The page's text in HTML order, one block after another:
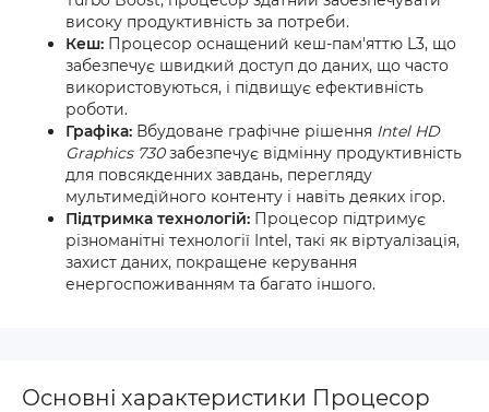
високу продуктивність за потреби.
Кеш: Процесор оснащений кеш-пам'яттю L3, що
забезпечує швидкий доступ до даних, що часто
використовуються, і підвищує ефективність
роботи.
Графіка: Вбудоване графічне рішення Intel HD
Graphics 730забезпечує відмінну продуктивність
для повсякденних завдань, перегляду
мультимедійного контенту і навіть деяких ігор.
Підтримка технологій: Процесор підтримує
різноманітні технології Intel, такі як віртуалізація,
захист даних, покращене керування
енергоспоживанням та багато іншого.
Основні характеристики Процесор